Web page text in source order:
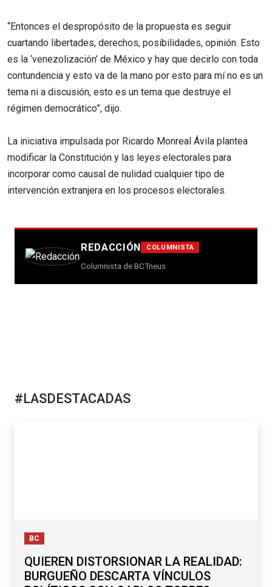
“Entonces el despropósito de la propuesta es seguir
cuartando libertades, derechos, posibilidades, opinión. Esto
es la ‘venezolización’ de México y hay que decirlo con toda
contundencia y esto va de la mano por esto para mí no es un
tema ni a discusión, esto es un tema que destruye el
régimen democrático”, dijo.
La iniciativa impulsada por Ricardo Monreal Ávila plantea
modificar la Constitución y las leyes electorales para
incorporar como causal de nulidad cualquier tipo de
intervención extranjera en los procesos electorales.
REDACCIÓN COLUMNISTA
Columnista de BCTneus
#LASDESTACADAS
BC
QUIEREN DISTORSIONAR LA REALIDAD:
BURGUEÑO DESCARTA VÍNCULOS